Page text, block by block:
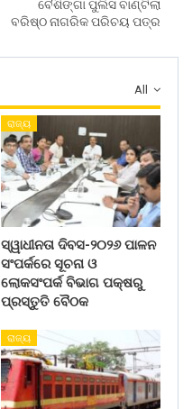
ବୈଶିଙ୍ଗା ପୁଲିସ ବାଣ୍ଟିଲା
ବରିଷ୍ଠ ନାଗରିକ ପରିଚୟ ପତ୍ର
All
ରାଜ୍ୟ
ସ୍ୱାଧୀନତା ଦିବସ-୨୦୨୬ ପାଳନ
ସଂପର୍କରେ ସୂଚନା ଓ
ଲୋକସଂପର୍କ ବିଭାଗ ପକ୍ଷରୁ
ପ୍ରସ୍ତୁତି ବୈଠକ
ରାଜ୍ୟ